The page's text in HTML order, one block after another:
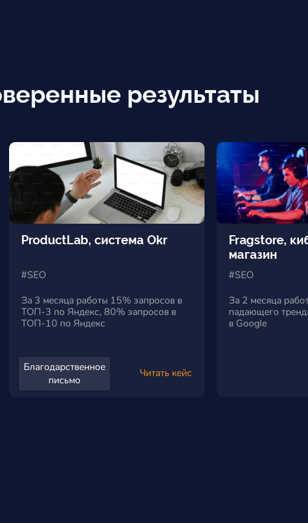
результаты
ProductLab, система Okr
#SEO
За 3 месяца работы 15% запросов в
ТОП-3 по Яндекс, 80% запросов в
ТОП-10 по Яндекс
Благодарственное
письмо
Читать кейс
Fragstore,
магазин
#SEO
За 2 месяца
падающего
в Google